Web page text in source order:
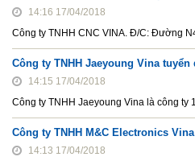
14:16 17/04/2018
Công ty TNHH CNC VINA. Đ/C: Đường
Công ty TNHH Jaeyoung Vina tuyển
14:15 17/04/2018
Công ty TNHH Jaeyoung Vina là công ty
Công ty TNHH M&C Electronics
14:13 17/04/2018